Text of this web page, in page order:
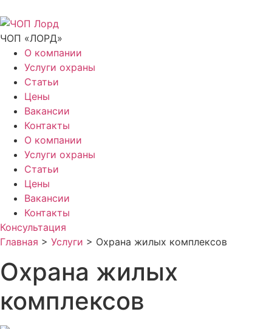
ЧОП «ЛОРД»
О компании
Услуги охраны
Статьи
Цены
Вакансии
Контакты
О компании
Услуги охраны
Статьи
Цены
Вакансии
Контакты
Консультация
Главная > Услуги > Охрана жилых комплексов
Охрана жилых
комплексов